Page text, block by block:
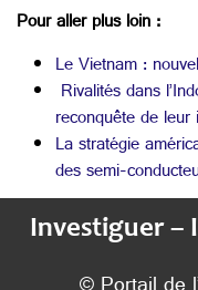
Pour aller plus loin :
Le Vietnam :
Rivalités dans
reconquête de
La stratégie
des semi-
Investiguer –